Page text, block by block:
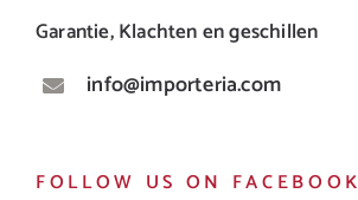
Garantie, Klachten en geschillen
info@importeria.com
FOLLOW US ON FACEBOOK